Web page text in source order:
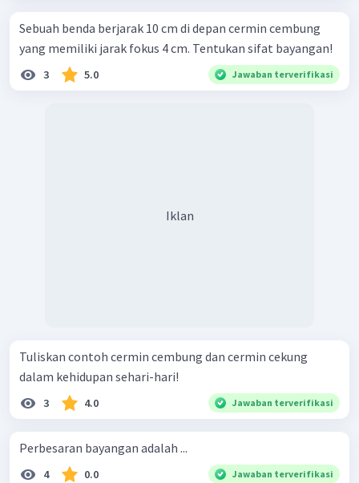
Sebuah benda berjarak 10 cm di depan cermin cembung
yang memiliki jarak fokus 4 cm. Tentukan sifat bayangan!
3 5.0 Jawaban terverifikasi
Iklan
Tuliskan contoh cermin cembung dan cermin cekung
dalam kehidupan sehari-hari!
3 4.0 Jawaban terverifikasi
Perbesaran bayangan adalah ...
4 0.0 Jawaban terverifikasi